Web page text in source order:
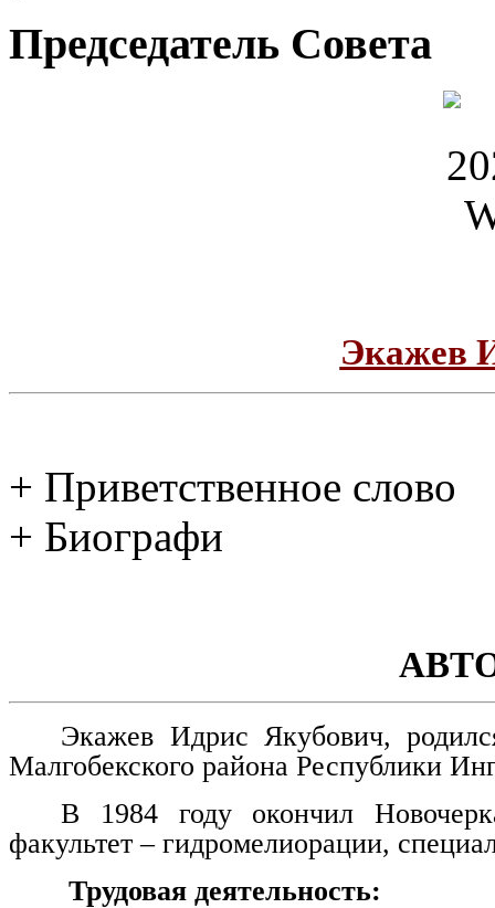
Председатель Совета
Экажев
+ Приветственное слово
+ Биографи
Экажев Идрис Якубович,
Малгобекского района Республики
В 1984 году окончил
факультет – гидромелиорации,
Трудовая деятельность: